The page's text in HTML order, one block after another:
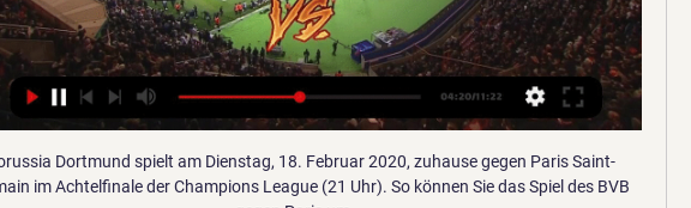
überträgt heute FC St. Pauli gegen VfL Osnabrück live im TV oder Stream? DAZN Sky. Newsletter Ticketalarm. Wöchentliche Ticketinfos.

Stell Fußballreisen nach Crystal Palace FC zusammen und erlebe Fußballspiele live. Ihre Fußballreise zu dem aufstrebenden Spitzenverein Crystal Palace in London, verspricht Ihnen ein einzigartiges Erlebnis!Wussten Sie, dass die Spieler von den Fans der Crystal Palace auch die „Eagles“ genannt werden?Sie spielen seit 2013 wieder in der Premier League.

Osnabrück vs St. Pauli Match Events Osnabrück gegen St. Pauli - Dezember 9, 2023 - Live Streaming und TV-Programm, Live-Ergebnisse, News und Videos :: Live Soccer TV.

SC 1920 Oberhausen: 5: DJK Adler 1910 Essen-Frintrop: 6: SV Union Essen-Frintrop 1913: 7: SpVgg. Sterkrade 06/07: 8: SC Blau-Weiss Oberhausen-Lirich: 9: SC Frintrop 05/21: 10: SC Phönix 1920 Essen: 11: DJK Arminia 1923 Klosterhardt II: 12: DJK SG Altenessen 12/49: 13: VfR 08 Oberhausen: 14: SGS Essen 19/68: 15: RuWa Dellwig 1925: 16: TuS.

St. Pauli (09.12.): Welcher Sender überträgt live im TV? 09.12.2023 — VfL Osnabrück vs. FC St. Pauli 09.12. live: Übertragung, Uhrzeit, Ansetzung! Welcher Sender überträgt live im TV und als Stream?

RB Leipzig hat sich mit seinem Sieg gegen Atlético Madrid in der Champions League in die Herzen der europäischen Presse gespielt. Ich gebe zu: Ich bin ein Fußballromantiker. Deswegen am.

Die Wiener Austria konnte die Generalprobe auf den Bundesliga-Restart gegen den TSV Hartberg aus der Meistergruppe mit 1:0 (1:0) gewinnen. Für den LASK …

Am Pfingstmontag ab 13:30 Uhr spielen bei den U-16 der FCZ gegen GC und bei den U-18-Teams der FC Zürich gegen den FC Basel. Mit den U-16-Mannschaften des Grasshopper Clubs und dem FC Zürich und.

Egrün Dogru bleibt Trainer bei YF Juventus Salvatore Vella 2020-05-25T10:09:06+02:00 25 Mai 2020 | Liebe Fussball-Fans Das Promotion-League-Team von YF Juventus wird auch in der kommenden Saison von Ergün Dogru betreut.

Osnabrück gegen St. Pauli live im tv 09/12/2023 09.12.2023 — HSV: TV und LIVE-STREAM - alles zur Übertragung Wettbewerb: 2. Bundesliga Spieltag: 7. Spieltag Spiel: VfL Osnabrück - Hamburger SV Datum: ...

Eintracht Braunschweig - Hallescher FC 3. Liga - 28 September 2019. 3. Liga - Erleben Sie das Fußball-Spiel zwischen Eintracht Braunschweig und Hallescher FC im LIVE-Scoring bei Eurosport.de. Das Spiel beginnt am 28 September 2019 um 14:00 Uhr. Mit unserer Live-Berichterstattung sind Sie hautnah dabei! Wer wird nach 90 Minuten die Nase vorne haben? Verfolge das Spiel hier im Live-Scoring! Wer.

Die Zweitligaclubs SV Ried und Austria Klagenfurt haben im Kampf um einen Platz in der tipico-Bundesliga in der kommenden Saison einen Rückschlag erlitten. Der Antrag der beiden Vereine auf Aufstockung des Oberhauses von zwölf auf 14 Clubs wurde am Donnerstag bei der außerordentlichen Hauptversammlung der Liga mit „fast 80 Prozent der Stimmen“ abgelehnt, wie Ligavorstand Christian.

Fussball-Vereine Neuhofen an der Ybbs - sichten Sie alle Firmen und Unternehmen mit Adresse, Telefonnummer und ★ Bewertungen. Das Stadtbranchenbuch für Neuhofen an der Ybbs zeigt Ihnen aktuell ᐅ 100 Einträge.

Übertragung, Live-Stream und wo ihr das Spiel schauen könnt. TV-Sender: Der Free-TV-Sender RTL Nitro überträgt die Partie in Vaduz live und in voller Länge. Start der Übertragung ist um 20:15 Uhr. Live-Stream: Das Hinspiel gibt es zudem beim kostenpflichtigen Streamingdienst TVNOW sowie bei Eintracht TV (ebenfalls kostenpflichtig) zu sehen.

Wo kann man das Champions League-Spiel Manchester United - Bayern München online im Live Stream sehen? In dieser Woche geht es in der Champions League mit dem Viertelfinale los, Bayern München muss am Dienstag bei Manchester United antreten und dieses Spiel kann man online im Live Stream verfolgen. Es gibt einige Anbieter, vor allem aus dem Ausland, die das Spiel live übertragen und im.

FC St. Pauli gegen VfL Osnabrück Liveticker St. Pauli - Osnabrück im Fernsehen/Stream Die Partie wird live übertragen bei: WOW. SKY. Ort. Das Stadion. Millerntor-Stadion, Hamburg.

Nomme Kalju FC vs FCI Levadia Tallinn live-stream beginnt am 03.06.2020 und kann auf ExtraTips.de angeschaut werden - Hier finden Sie aktualisierte H2H Statistiken, livescore, wetten tipps, vorhersagen

Genaue Prognose zum Wolfsburg vs. RB Leipzig am 07.03.2020. Neben dem Tipp, Quoten und einer Prognose informieren wir Sie auch über Statistik & aktuelle Form der Teams

Liga Highlights: Hallescher FC - Eintracht Braunschweig . Weitere Videos. 27.04.2020 // Fußball // Männer - Ligen // 3. Liga Stimmen zum Voting der Klubs für die Fortsetzung der Saison 16.03.2020 // Fußball // Männer - Ligen // 3. Liga Peter Frymuth und Tom Eilers zur aktuellen Situation in der 3. Liga 10.03.2020 // Fußball // Männer - Ligen // 3. Liga Highlights: FC Hansa Rostock.

St. Gallen spielt, Thun trifft. Dabei hätte die Verteidigung des Heimteams wissen müssen, dass es eine schlechte Idee ist, Thuns Nummer 9 derartige Freiheiten zu gestatten.

Testspiel gegen den VfL Osnabrück im kostenlosen vor 1 Tag — Der FC St. Pauli trifft am Fr. (12.1., 14:30 Uhr) auf Ligakonkurrent Osnabrück ☠ Kostenloser YouTube-Livestream zum Spiel ⚽ Hier alle ...

ALDI SUISSE - Gutes muss nicht immer teuer sein! Profitiere jederzeit von Spezialangeboten für Freizeit, Alltag und Beruf. Jetzt unser Standardsortiment, unsere …

Der FC Barcelona trifft im Viertelfinale der Champions League auf den FC Bayern München.. 15.08.2020, 21:00 Uhr, Manchester City – Olympique Lyon, Sky Sport 1 HD, Sky Go,.

FC St. Pauli (@fcstpauli) / X FC St. Pauli · @fcstpauli. ·. 6h. Morgen (12.1.) streamen wir unser Testspiel gegen den VfL Osnabrück auf unserem YouTube Channel. Ab 14:30 Uhr geht los, wir ...

Platz und die Teilnahme an der Barrage spannend. Kriens liegt weiterhin einen Punkt hinter Vaduz und den Grasshoppers. Telegramm und Rangliste. Kriens - Stade Lausanne-Ouchy 2:2 (1:1). - SR Von.

Zurich gewährt Ihnen beim Abschluss einer Autoversicherung über unseren Online-Prämienrechner einen Online-Rabatt von 20% auf der Jahresprämie. Dieser Rabatt entspricht der Prämienvergünstigung im Vergleich zum Abschluss derselben Versicherungspolice über einen anderen Vertriebskanal.

Für Chiasso war es eine weitere positive Überraschung nach dem jüngsten 3:2-Heimsieg gegen Leader Lausanne-Sport. Wil – Chiasso 1:4 (1:1) 790 Zuschauer.

In 80 Jahren Batman-Geschichte gab es immer wieder neue Filme und Serien mit dem Dunklen Ritter, wie der DC-Superheld auch genannt wird. Wir sortieren alle Batman-Verfilmungen nach.

Halbzeitfazit: Der RB Leipzig liegt zur Pause der Zweitrundenpartie im DFB-Pokal beim VfL Wolfsburg mit 1:0 vorne. Die Sachsen gaben in der Anfangsphase den Takt vor und gingen in der 13. Minute durch ein Eigentor Brumas in Führung. Die Hausherren wurden daraufhin zwar aktiver, doch blieben sie im Gegensatz zu den durchschlagskräftigen Roten Bullen völlig harmlos.

7. Auflage des Wasserrouten-Turniers | 18.10.2019 34 Spieler, 4 Gruppen, ein Ziel: Der Gewinn des berühmten Wasserrouten-Turniers. Auch 2019 kamen die Tischtennisspieler/innen von DJK Dellwig, der Damenmannschaft von Eintracht Borbeck und der ausrichtenden SG Schönebeck in der Sporthalle der Eichendorffschule zum freundschaftlichen Mit- und Gegeneinander zusammen.

Lausanne-Sport findet in der Challenge League in die Erfolgsspur zurück. Nach dem Remis gegen Chiasso und der Niederlage im Spitzenkampf gegen Servette gewinnt der Aufstiegsaspirant beim FCRJ 1:0. Den einzigen Treffer erzielte Stürmer Anthony Koura in der 5. Minute auf Pass von Francesco Margiotta nach einem ungenügenden Befreiungsschlag der Rapperswiler.

VfL Osnabrück - FC St. Pauli VfL Osnabrück - FC St. Pauli stream auf DAZN AT, in HD und auf allen Geräten. Jetzt anmelden und sofort losschauen!

März 2020 News, RB Leipzig, Slider 199 Kommentare Schweres Heimspiel für den VfL Wolfsburg: Die Wölfe empfangen am Samstag, 15.30 Uhr, den Tabellenzweiten aus Leipzig. Trainer Oliver Glasner kann dabei wieder auf Jerome Roussillon setzten.

Informationen zu Ihren Bestellungen, Abonnements, Rechnungen oder Remissionen. Media-Service . Informationen für Anzeigenkunden und Werbepartner / Werbungstreibende / Mediaplaner

BVZ.at verwendet Cookies, um dir regionalisierte Inhalte und das beste Online-Erlebnis zu ermöglichen. Daher empfehlen wir dir die Speicherung von Cookies in deinem Browser zuzulassen.

Beiträge über Bayer Leverkusen von hirngabel. Ich habe mich am Samstag Abend kräftig betrunken. Das lag allerdings nicht direkt am Spiel des VfB, sondern eher daran, dass ich seit langem mal wieder in der alten Heimat war.

Mit jedem Neueinkauf von Doublegewinner Red Bull Salzburg steigt das Alter um jeweils zwei Jahre. Den Anfang machte Montag die Schweizer Stürmerhoffnung Federico Crescenti an seinem 16.Geburtstag, Mittwoch folgte der 18jährige Mittelfeldspieler Okikola Tijani, der Kapitän von Nigerias U 17-Team, Freitag der 20 jährige Innenverteidiger Oumar Solet (Bild oben). Der Franzose von Olympique.

RB Leipzig – 1. FC Köln: Formcheck, Direktvergleich, H2H. Die Mannschaft von Julian Nagelsmann scheint die erste kleine Schwächephase der Saison überstanden zu haben und siegte am vergangenen Wochenende mit 4:2 im Berliner Olympiastadion. Nach dem 8:0-Kantersieg gegen Mainz 05 war dies der zweite deutliche Sieg in Serie, was vor der Länderspielpause noch einmal gut für das.

Turnier : 10. + 11. Juni 2017 JSG Lünern/Hemmerde Mannschaft: G1: G2: F1: F2: F3: F4: E1: E2: E3: E4: D1: D2: D3: D4: C1: C2: C3: B1: B2: A1: Verteilt: Zusage.

Bundesliga.at Offizielle Webseite der Österreichischen Fußball Bundesliga. 11 Okan Aydin Geboren: 08.05.1994 Nationalität: Position: Angriff BL-Debüt am 23.02.2019

St. Pauli gegen Osnabrü